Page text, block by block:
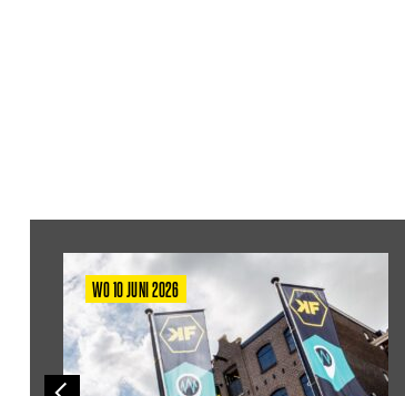
WO 10 JUNI 2026